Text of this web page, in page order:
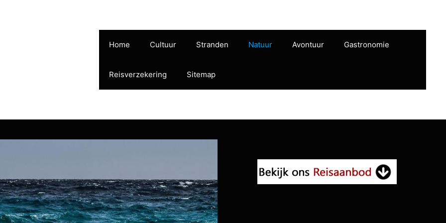
Home Cultuur Stranden Natuur Avontuur Gastronomie
Reisverzekering Sitemap